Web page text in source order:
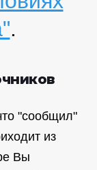
.
"сообщил"
из
Вы